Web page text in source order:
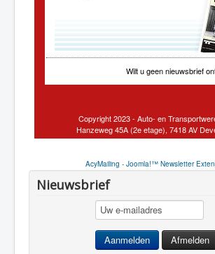
AcyMailing - Joomla!™ Newsletter
Nieuwsbrief